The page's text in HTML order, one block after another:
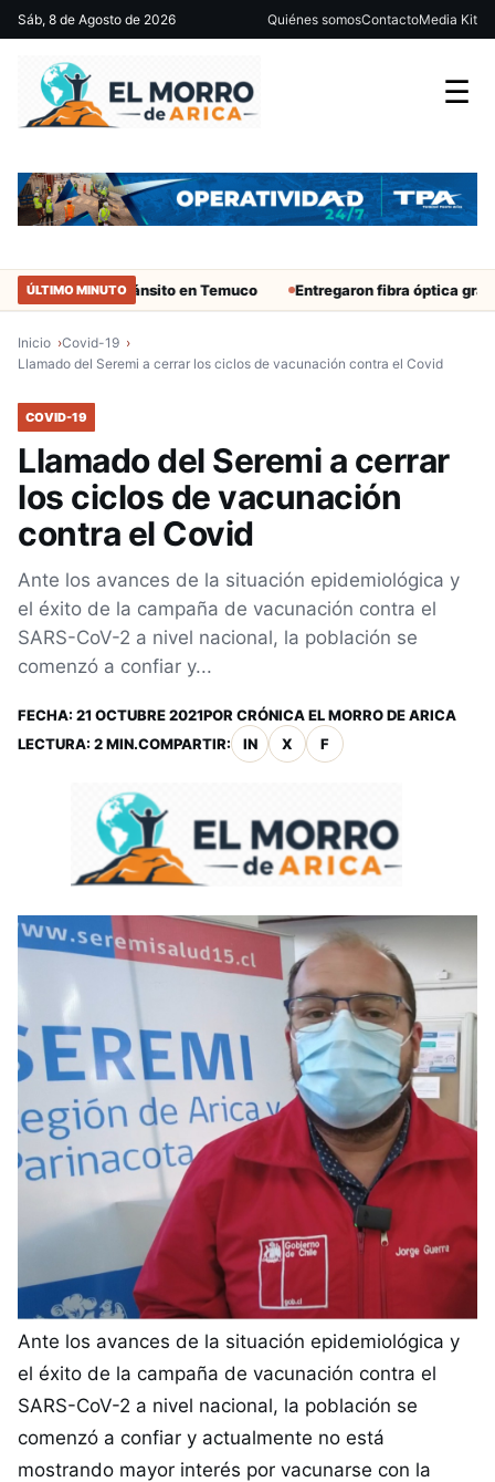
Sáb, 8 de Agosto de 2026 Quiénes somosContactoMedia Kit
☰
ÚLTIMO MINUTO
de tránsito en Temuco Entregaron fibra óptica gratuita a
Inicio
Covid-19
Llamado del Seremi a cerrar los ciclos de vacunación contra el Covid
COVID-19
Llamado del Seremi a cerrar
los ciclos de vacunación
contra el Covid
Ante los avances de la situación epidemiológica y
el éxito de la campaña de vacunación contra el
SARS-CoV-2 a nivel nacional, la población se
comenzó a confiar y...
FECHA: 21 OCTUBRE 2021POR CRÓNICA EL MORRO DE ARICA
LECTURA: 2 MIN.COMPARTIR: IN X F
Ante los avances de la situación epidemiológica y
el éxito de la campaña de vacunación contra el
SARS-CoV-2 a nivel nacional, la población se
comenzó a confiar y actualmente no está
mostrando mayor interés por vacunarse con la